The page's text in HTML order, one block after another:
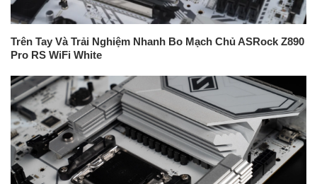
Trên Tay Và Trải Nghiệm Nhanh Bo Mạch Chủ ASRock Z890
Pro RS WiFi White